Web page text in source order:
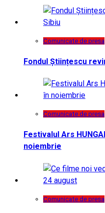
Comunicate de presa
Fondul Științescu
Comunicate de presa
Festivalul Ars
noiembrie
Comunicate de presa